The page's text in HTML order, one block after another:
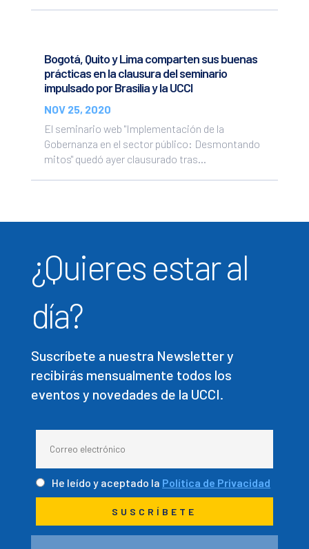
Bogotá, Quito y Lima comparten sus buenas
prácticas en la clausura del seminario
impulsado por Brasilia y la UCCI
NOV 25, 2020
El seminario web "Implementación de la
Gobernanza en el sector público: Desmontando
mitos" quedó ayer clausurado tras...
¿Quieres estar al
día?
Suscríbete a nuestra Newsletter y
recibirás mensualmente todos los
eventos y novedades de la UCCI.
He leído y aceptado la Política de Privacidad